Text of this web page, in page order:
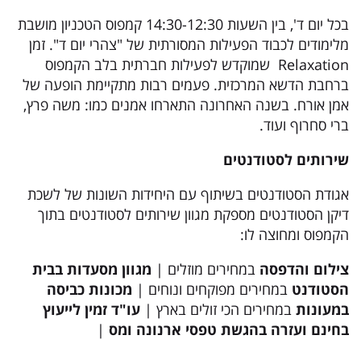
בכל יום ד', בין השעות 14:30-12:30 קמפוס הטכניון מושבת
מלימודים לכבוד הפעילות המסורתית של "צהרי יום ד". זמן
Relaxation שמוקדש לפעילות חברתית בלב הקמפוס
ברחבת הדשא המרכזית. פעמים רבות מתקיימת הופעה של
אמן אורח. בשנה האחרונה התארחו אמנים כמו: משה פרץ,
ברי סחרוף ועוד.
שירותים לסטודנטים
אגודת הסטודנטים בשיתוף עם היחידות השונות של לשכת
דיקן הסטודנטים מספקת מגוון שירותים לסטודנטים בתוך
הקמפוס ומחוצה לו:
צילום והדפסה במחירים מוזלים | מגוון מסעדות בבית
הסטודנט במחירים מפוקחים ונוחים | מכונות כביסה
במעונות במחירים הכי זולים בארץ | עו"ד זמין לייעוץ
בחינם ועזרה בהגשת טפסי ארנונה ומס |